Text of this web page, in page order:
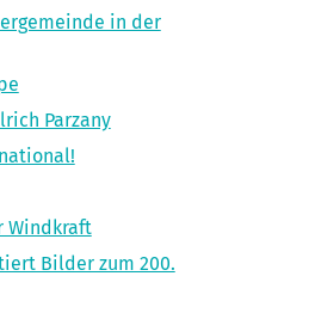
in der
Parzany
Windkraft
Bilder zum 200.